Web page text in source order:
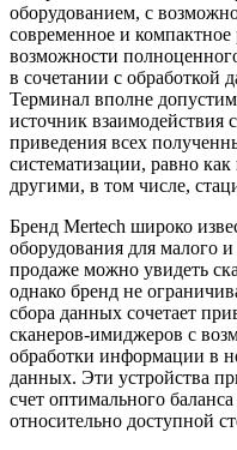
оборудованием, с
современное и
возможности
в сочетании с обработкой
Терминал вполне
источник взаимодействия
приведения всех
систематизации, равно
другими, в том числе,
Бренд Mertech широко
оборудования для малого
продаже можно увидеть
однако бренд не
сбора данных сочетает
сканеров-имиджеров с
обработки информации в
данных. Эти устройства
счет оптимального
относительно доступной